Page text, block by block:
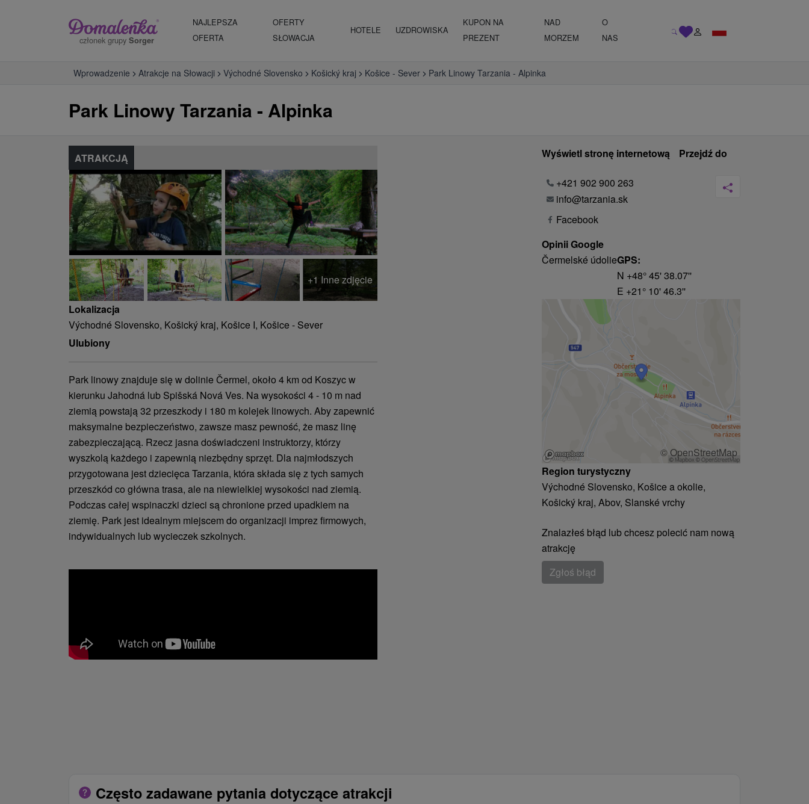
członek grupy Sorger
NAJLEPSZA
OFERTA
OFERTY
SŁOWACJA
HOTELE UZDROWISKA
KUPON NA
PREZENT
NAD
MORZEM
O
NAS
Wprowadzenie Atrakcje na Słowacji Východné Slovensko Košický kraj Košice - Sever Park Linowy Tarzania - Alpinka
Park Linowy Tarzania - Alpinka
Wyświetl stronę internetową Przejdź do
+421 902 900 263
info@tarzania.sk
Facebook
Opinii Google
Čermelské údolieGPS:
N +48° 45' 38.07''
E +21° 10' 46.3''
© OpenStreetMap
Region turystyczny
Východné Slovensko, Košice a okolie,
Košický kraj, Abov, Slanské vrchy
Znalazłeś błąd lub chcesz polecić nam nową
atrakcję
Zgłoś błąd
ATRAKCJĄ
+1 Inne zdjęcie
Lokalizacja
Východné Slovensko, Košický kraj, Košice I, Košice - Sever
Ulubiony
Park linowy znajduje się w dolinie Čermel, około 4 km od Koszyc w
kierunku Jahodná lub Spišská Nová Ves. Na wysokości 4 - 10 m nad
ziemią powstają 32 przeszkody i 180 m kolejek linowych. Aby zapewnić
maksymalne bezpieczeństwo, zawsze masz pewność, że masz linę
zabezpieczającą. Rzecz jasna doświadczeni instruktorzy, którzy
wyszkolą każdego i zapewnią niezbędny sprzęt. Dla najmłodszych
przygotowana jest dziecięca Tarzania, która składa się z tych samych
przeszkód co główna trasa, ale na niewielkiej wysokości nad ziemią.
Podczas całej wspinaczki dzieci są chronione przed upadkiem na
ziemię. Park jest idealnym miejscem do organizacji imprez firmowych,
indywidualnych lub wycieczek szkolnych.
Często zadawane pytania dotyczące atrakcji